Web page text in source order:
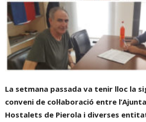
La setmana passada va tenir lloc la
conveni de col·laboració entre
Hostalets de Pierola i diverses